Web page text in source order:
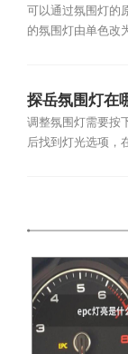
0色氛围灯教程
可以通过氛围灯的
的氛围灯由单色改
探岳氛围灯在
调整氛围灯需要按
后找到灯光选项，